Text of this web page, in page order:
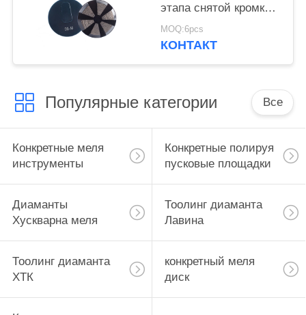
этапа снятой кромки
конкретная
MOQ:6pcs
КОНТАКТ
Популярные категории Все
Конкретные меля
инструменты
Конкретные полируя
пусковые площадки
Диаманты
Хускварна меля
Тоолинг диаманта
Лавина
Тоолинг диаманта
ХТК
конкретный меля
диск